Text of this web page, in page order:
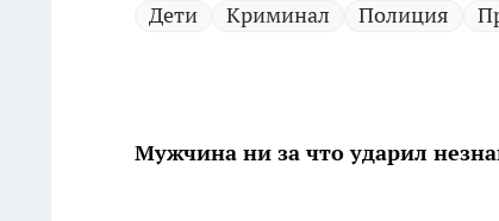
Дети Криминал Полиция
Мужчина ни за что ударил